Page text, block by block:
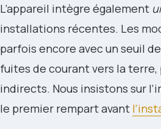
L’appareil intègre également
installations récentes. Les
parfois encore avec un seuil
fuites de courant vers la
indirects. Nous insistons sur
le premier rempart avant